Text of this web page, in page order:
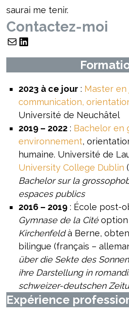
saurai me tenir.
Contactez-moi
2023 à ce jour: Master
communication,
Université de Neuchâtel
2019 – 2022: Bachelor en
environnement,
humaine. Université de
University College Dublin
Bachelor sur la
espaces publics
2016 – 2019: École post-
Gymnase de la Citéoption
Kirchenfeldà Berne,
bilingue (français –
über die Sekte des
ihre Darstellung in
schweizer-deutschen
Expérience